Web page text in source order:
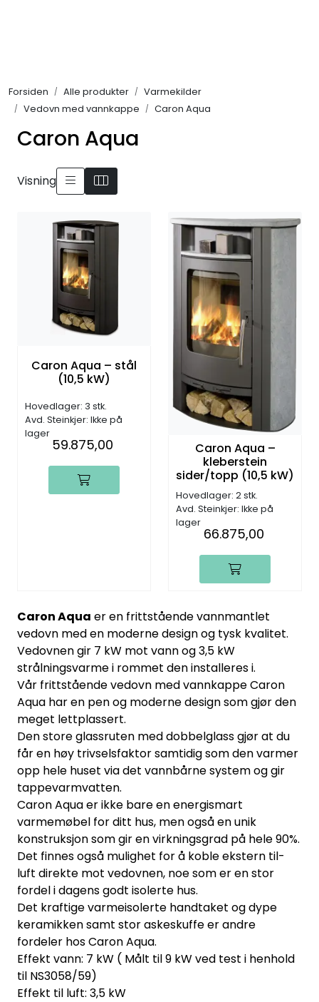
Forsiden Alle produkter
Varmekilder
Vedovn med vannkappe
Caron Aqua
Caron Aqua
Visning
Caron Aqua – stål
(10,5 kW)
Hovedlager: 3 stk.
Avd. Steinkjer: Ikke på
lager
59.875,00
Caron Aqua –
kleberstein
sider/topp (10,5 kW)
Hovedlager: 2 stk.
Avd. Steinkjer: Ikke på
lager
66.875,00
Caron Aqua er en frittstående vannmantlet
vedovn med en moderne design og tysk kvalitet.
Vedovnen gir 7 kW mot vann og 3,5 kW
strålningsvarme i rommet den installeres i.
Vår frittstående vedovn med vannkappe Caron
Aqua har en pen og moderne design som gjør den
meget lettplassert.
Den store glassruten med dobbelglass gjør at du
får en høy trivselsfaktor samtidig som den varmer
opp hele huset via det vannbårne system og gir
tappevarmvatten.
Caron Aqua er ikke bare en energismart
varmemøbel for ditt hus, men også en unik
konstruksjon som gir en virkningsgrad på hele 90%.
Det finnes også mulighet for å koble ekstern til-
luft direkte mot vedovnen, noe som er en stor
fordel i dagens godt isolerte hus.
Det kraftige varmeisolerte handtaket og dype
keramikken samt stor askeskuffe er andre
fordeler hos Caron Aqua.
Effekt vann: 7 kW ( Målt til 9 kW ved test i henhold
til NS3058/59)
Effekt til luft: 3,5 kW
KAMPANJER
Kontakt Oss
Søk om proffkundekonto
Be om tilbud